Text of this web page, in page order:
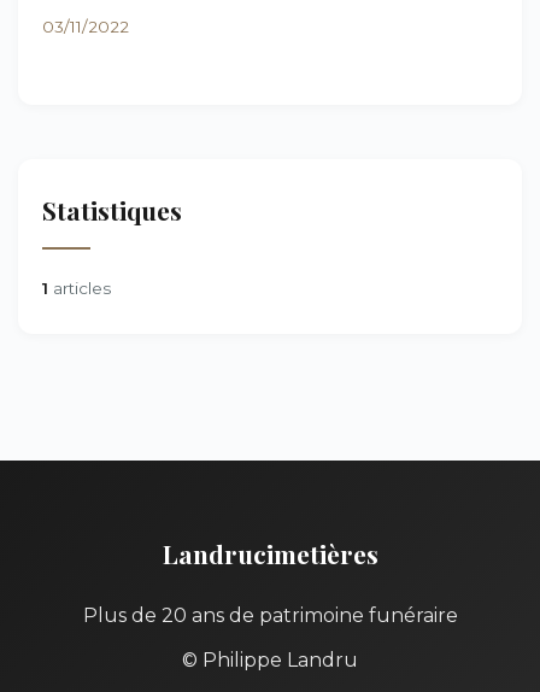
03/11/2022
Statistiques
1 articles
Landrucimetières
Plus de 20 ans de patrimoine funéraire
© Philippe Landru